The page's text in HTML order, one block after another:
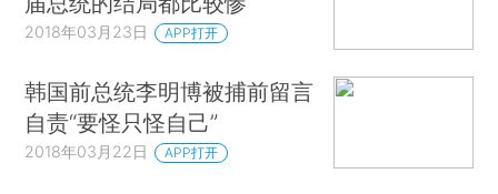
2018年03月23日 APP打开
韩国前总统李明博被捕前留言
自责“要怪只怪自己”
2018年03月22日 APP打开